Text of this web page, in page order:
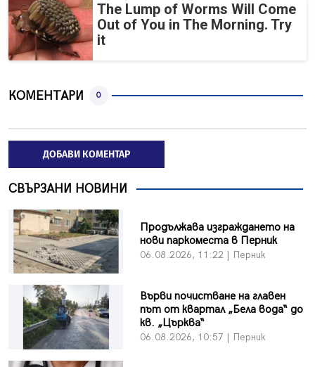
The Lump of Worms Will Come
Out of You in The Morning. Try
it
КОМЕНТАРИ 0
ДОБАВИ КОМЕНТАР
СВЪРЗАНИ НОВИНИ
Продължава изграждането на
нови паркоместа в Перник
06.08.2026, 11:22 | Перник
Върви почистване на главен
път от квартал „Бела вода“ до
кв. „Църква“
06.08.2026, 10:57 | Перник